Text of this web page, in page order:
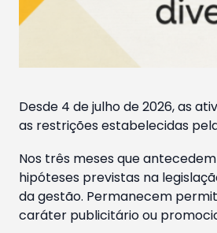
Desde 4 de julho de 2026, as
as restrições estabelecidas
Nos três meses que
hipóteses previstas na
da gestão. Permanecem
caráter publicitário ou